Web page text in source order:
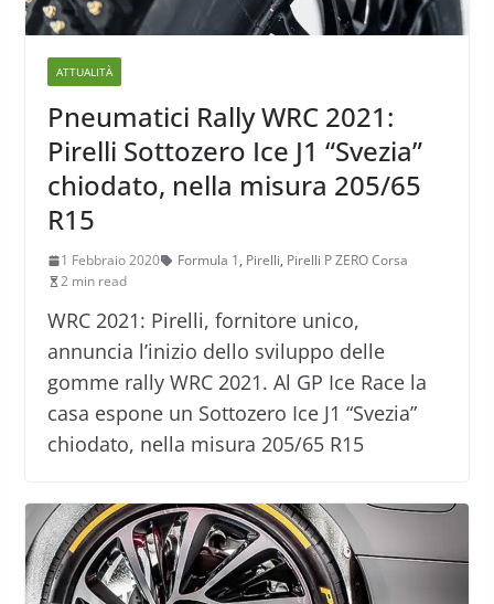
ATTUALITÀ
Pneumatici Rally WRC 2021:
Pirelli Sottozero Ice J1 “Svezia”
chiodato, nella misura 205/65
R15
1 Febbraio 2020 Formula 1, Pirelli, Pirelli P ZERO Corsa
2 min read
WRC 2021: Pirelli, fornitore unico,
annuncia l’inizio dello sviluppo delle
gomme rally WRC 2021. Al GP Ice Race la
casa espone un Sottozero Ice J1 “Svezia”
chiodato, nella misura 205/65 R15